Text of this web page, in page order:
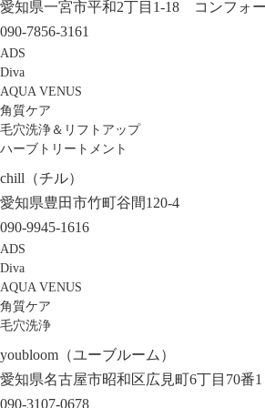
愛知県一宮市平和2丁目1-18 コンフォ
090-7856-3161
ADS
Diva
AQUA VENUS
角質ケア
毛穴洗浄＆リフトアップ
ハーブトリートメント
chill（チル）
愛知県豊田市竹町谷間120-4
090-9945-1616
ADS
Diva
AQUA VENUS
角質ケア
毛穴洗浄
youbloom（ユーブルーム）
愛知県名古屋市昭和区広見町6丁目70番
090-3107-0678